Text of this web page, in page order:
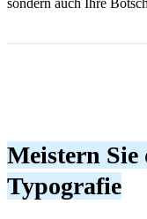
Meistern
Typografie